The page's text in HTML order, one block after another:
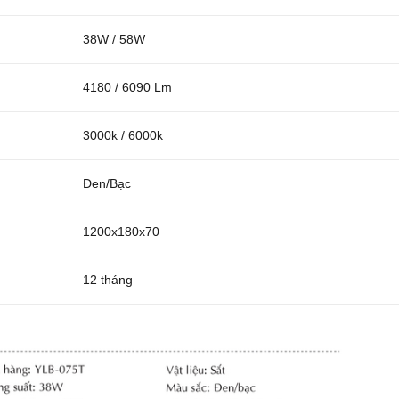
38W / 58W
4180 / 6090 Lm
3000k / 6000k
Đen/Bạc
1200x180x70
12 tháng